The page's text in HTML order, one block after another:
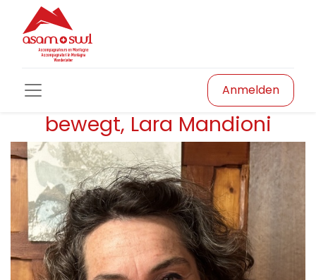
Anmelden
bewegt, Lara Mandioni